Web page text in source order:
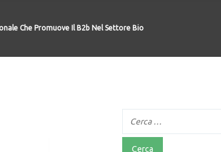
Che Promuove Il B2b Nel Settore Bio